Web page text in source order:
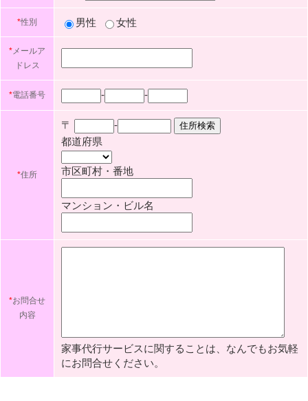
*性別 男性 女性
*メールア
ドレス
*電話番号 - -
*住所
〒
-
都道府県
市区町村・番地
マンション・ビル名
*お問合せ
内容
家事代行サービスに関することは、なんでもお気軽
にお問合せください。